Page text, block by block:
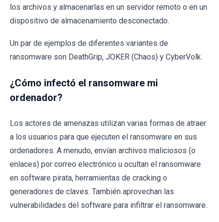
los archivos y almacenarlas en un servidor remoto o en un
dispositivo de almacenamiento desconectado.
Un par de ejemplos de diferentes variantes de
ransomware son DeathGrip, JOKER (Chaos) y CyberVolk.
¿Cómo infectó el ransomware mi
ordenador?
Los actores de amenazas utilizan varias formas de atraer
a los usuarios para que ejecuten el ransomware en sus
ordenadores. A menudo, envían archivos maliciosos (o
enlaces) por correo electrónico u ocultan el ransomware
en software pirata, herramientas de cracking o
generadores de claves. También aprovechan las
vulnerabilidades del software para infiltrar el ransomware.